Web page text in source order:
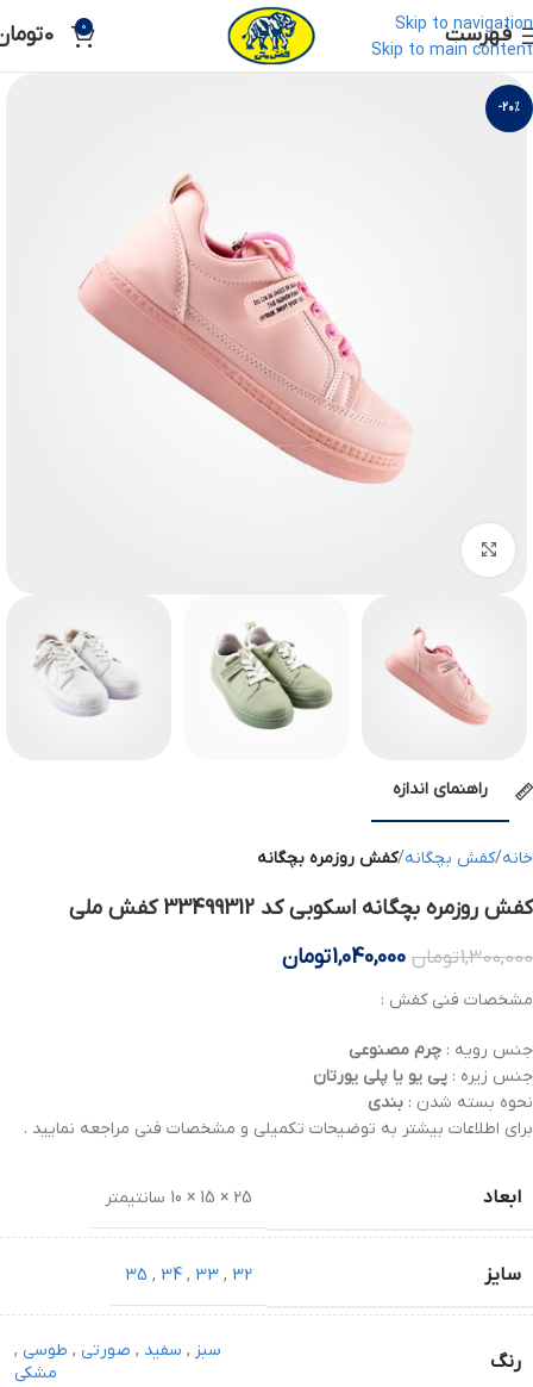
Skip to navigation
Skip to main content
فهرست 0
0
-20%
راهنمای اندازه
خانه کفش بچگانه کفش روزمره بچگانه
کفش روزمره بچگانه اسکوبی کد 33499312 کفش ملی
1,300,000تومان 1,040,000تومان
مشخصات فنی کفش :
جنس رویه : چرم مصنوعی
جنس زیره : پی یو یا پلی یورتان
نحوه بسته شدن : بندی
برای اطلاعات بیشتر به توضیحات تکمیلی و مشخصات فنی مراجعه نمایید .
ابعاد 25 × 15 × 10 سانتیمتر
سایز 32
,
33
,
34
,
35
رنگ سبز , سفید , صورتی , طوسی ,
مشکی